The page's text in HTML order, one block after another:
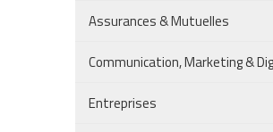
Assurances & Mutuelles
Communication, Marketing &
Entreprises